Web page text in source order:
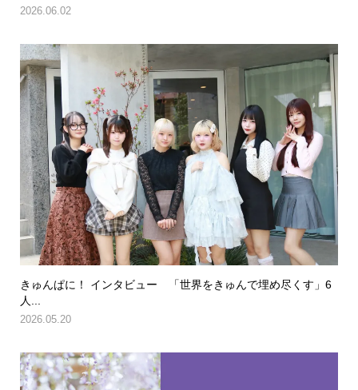
2026.06.02
きゅんぱに！ インタビュー 「世界をきゅんで埋め尽くす」6
人...
2026.05.20